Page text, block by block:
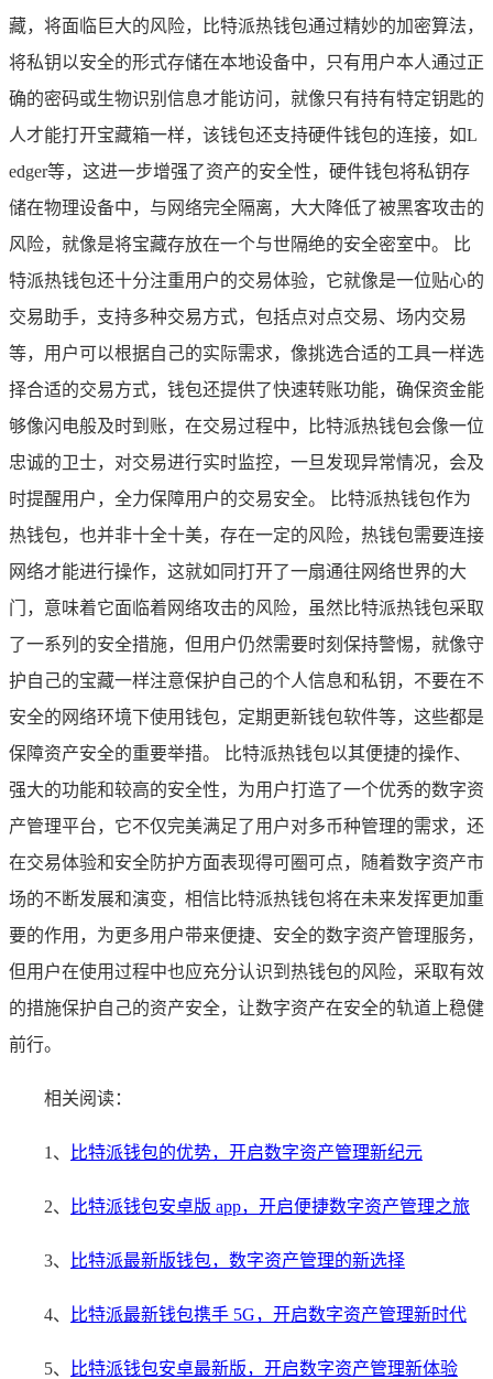
藏，将面临巨大的风险，比特派热钱包通过精妙的加密算法，
将私钥以安全的形式存储在本地设备中，只有用户本人通过正
确的密码或生物识别信息才能访问，就像只有持有特定钥匙的
人才能打开宝藏箱一样，该钱包还支持硬件钱包的连接，如L
edger等，这进一步增强了资产的安全性，硬件钱包将私钥存
储在物理设备中，与网络完全隔离，大大降低了被黑客攻击的
风险，就像是将宝藏存放在一个与世隔绝的安全密室中。 比
特派热钱包还十分注重用户的交易体验，它就像是一位贴心的
交易助手，支持多种交易方式，包括点对点交易、场内交易
等，用户可以根据自己的实际需求，像挑选合适的工具一样选
择合适的交易方式，钱包还提供了快速转账功能，确保资金能
够像闪电般及时到账，在交易过程中，比特派热钱包会像一位
忠诚的卫士，对交易进行实时监控，一旦发现异常情况，会及
时提醒用户，全力保障用户的交易安全。 比特派热钱包作为
热钱包，也并非十全十美，存在一定的风险，热钱包需要连接
网络才能进行操作，这就如同打开了一扇通往网络世界的大
门，意味着它面临着网络攻击的风险，虽然比特派热钱包采取
了一系列的安全措施，但用户仍然需要时刻保持警惕，就像守
护自己的宝藏一样注意保护自己的个人信息和私钥，不要在不
安全的网络环境下使用钱包，定期更新钱包软件等，这些都是
保障资产安全的重要举措。 比特派热钱包以其便捷的操作、
强大的功能和较高的安全性，为用户打造了一个优秀的数字资
产管理平台，它不仅完美满足了用户对多币种管理的需求，还
在交易体验和安全防护方面表现得可圈可点，随着数字资产市
场的不断发展和演变，相信比特派热钱包将在未来发挥更加重
要的作用，为更多用户带来便捷、安全的数字资产管理服务，
但用户在使用过程中也应充分认识到热钱包的风险，采取有效
的措施保护自己的资产安全，让数字资产在安全的轨道上稳健
前行。
相关阅读：
1、 比特派钱包的优势，开启数字资产管理新纪元
2、 比特派钱包安卓版 app，开启便捷数字资产管理之旅
3、 比特派最新版钱包，数字资产管理的新选择
4、 比特派最新钱包携手 5G，开启数字资产管理新时代
5、 比特派钱包安卓最新版，开启数字资产管理新体验